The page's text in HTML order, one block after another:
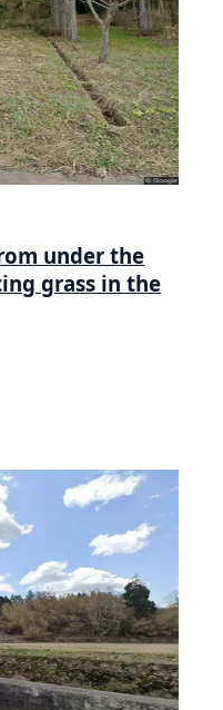
under the
grass in the